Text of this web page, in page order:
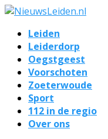
Leiden
Leiderdorp
Oegstgeest
Voorschoten
Zoeterwoude
Sport
112 in de regio
Over ons